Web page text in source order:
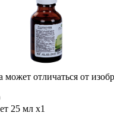
отличаться от
25 мл x1